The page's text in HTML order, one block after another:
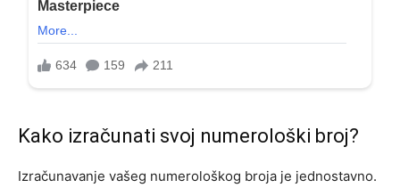
Kako izračunati svoj numerološki broj?
Izračunavanje vašeg numerološkog broja je jednostavno.